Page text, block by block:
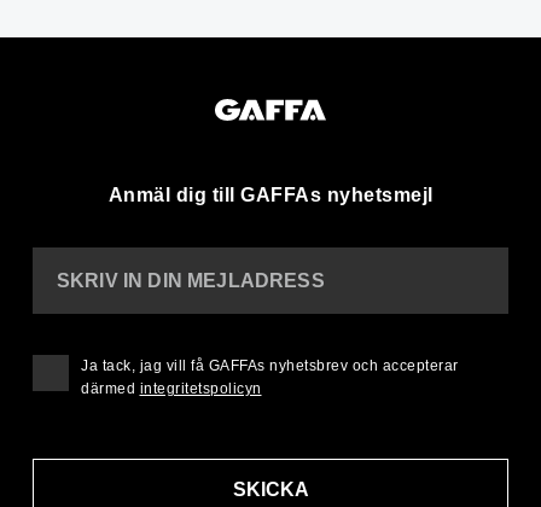
Anmäl dig till GAFFAs nyhetsmejl
SKRIV IN DIN MEJLADRESS
SKICKA
Ja tack, jag vill få GAFFAs nyhetsbrev och accepterar
därmed integritetspolicyn